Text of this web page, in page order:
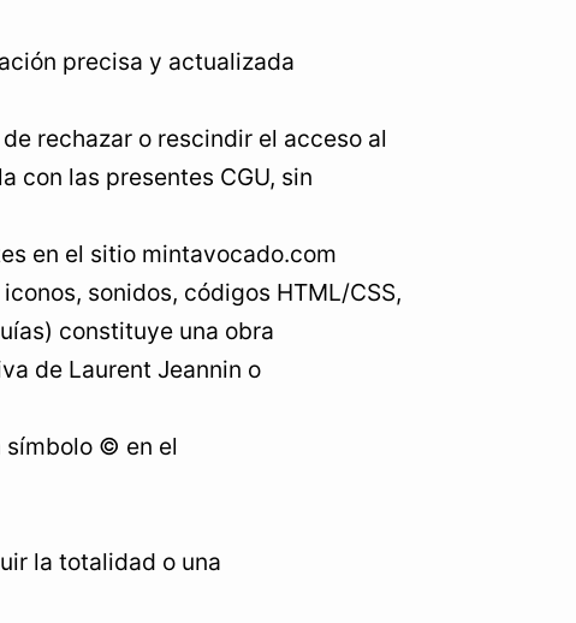
precisa y actualizada
rechazar o rescindir el acceso al
con las presentes CGU, sin
en el sitio mintavocado.com
sonidos, códigos HTML/CSS,
constituye una obra
de Laurent Jeannin o
símbolo © en el
la totalidad o una